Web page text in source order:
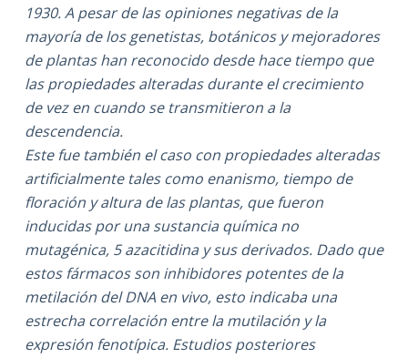
1930. A pesar de las opiniones negativas de la
mayoría de los genetistas, botánicos y mejoradores
de plantas han reconocido desde hace tiempo que
las propiedades alteradas durante el crecimiento
de vez en cuando se transmitieron a la
descendencia.
Este fue también el caso con propiedades alteradas
artificialmente tales como enanismo, tiempo de
floración y altura de las plantas, que fueron
inducidas por una sustancia química no
mutagénica, 5 azacitidina y sus derivados. Dado que
estos fármacos son inhibidores potentes de la
metilación del DNA en vivo, esto indicaba una
estrecha correlación entre la mutilación y la
expresión fenotípica. Estudios posteriores